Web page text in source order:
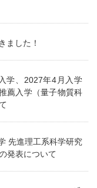
ました！
学、2027年4月入学
薦入学（量子物質科
先進理工系科学研究
発表について